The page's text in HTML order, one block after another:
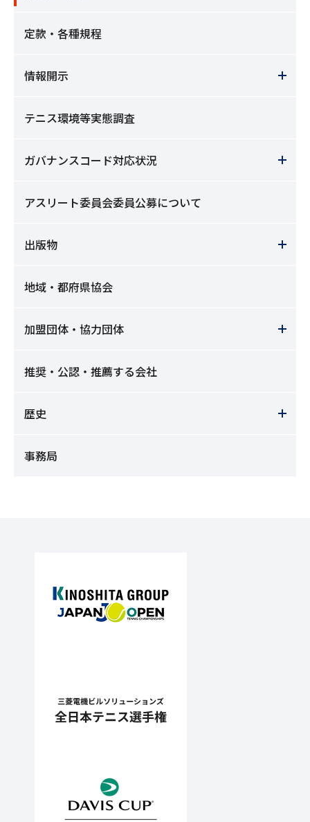
定款・各種規程
情報開示
テニス環境等実態調査
ガバナンスコード対応状況
アスリート委員会委員公募について
出版物
地域・都府県協会
加盟団体・協力団体
推奨・公認・推薦する会社
歴史
事務局